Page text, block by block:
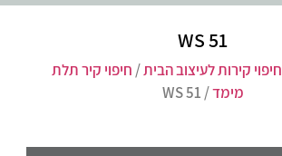
WS 51
חיפוי קירות לעיצוב הבית/ חיפוי קיר תלת
מימד/ WS 51